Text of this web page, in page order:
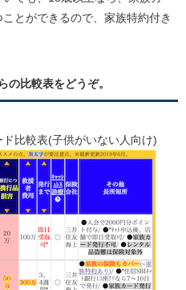
とができるので、家族特約付き
の比較表をどうぞ。
比較表(子供がいない人向け)